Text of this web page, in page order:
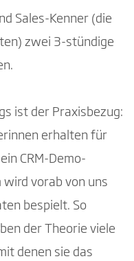
Sales-Kenner (die
zwei 3-stündige
ist der Praxisbezug:
erhalten für
CRM-Demo-
wird vorab von uns
bespielt. So
der Theorie viele
denen sie das